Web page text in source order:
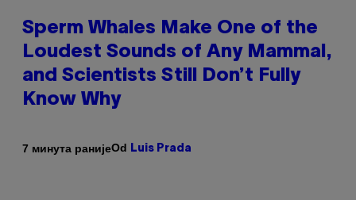
Sperm Whales Make One of the
Loudest Sounds of Any Mammal,
and Scientists Still Don’t Fully
Know Why
7 минута ранијеOd Luis Prada